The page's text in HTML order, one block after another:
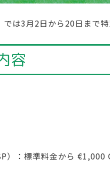
3月2日から20日まで特
容
）：標準料金から €1,000